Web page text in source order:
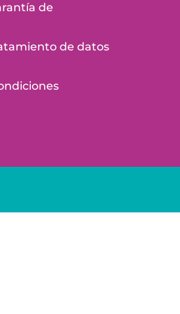
de
de datos